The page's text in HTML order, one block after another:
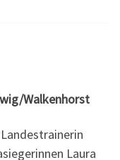
Walkenhorst
Laura